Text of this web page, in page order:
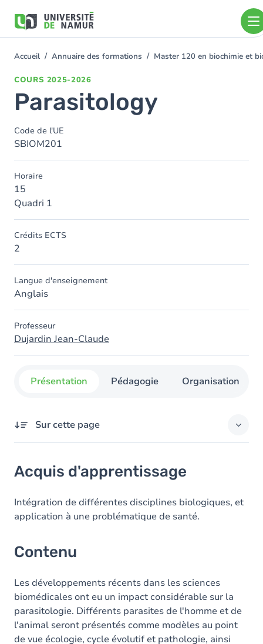
contenu
You
Accueil Annuaire des formations Master 120 en biochimie et
COURS 2025-2026
Parasitology
Code de l'UE
SBIOM201
Horaire
15
Quadri 1
Crédits ECTS
2
Langue d'enseignement
Anglais
Professeur
Dujardin Jean-Claude
Présentation Pédagogie Organisation
Sur cette page
Contenu
Acquis d'apprentissage
Intégration de différentes disciplines biologiques, et
application à une problématique de santé.
Contenu
Les développements récents dans les sciences
biomédicales ont eu un impact considérable sur la
parasitologie. Différents parasites de l'homme et de
l'animal seront présentés comme modèles au point
de vue écologie, cycle évolutif et pathologie, ainsi